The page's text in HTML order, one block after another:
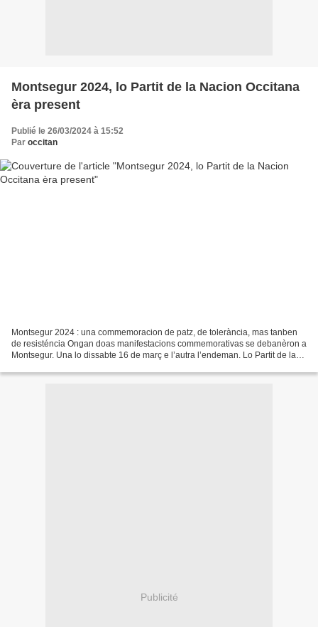
Montsegur 2024, lo Partit de la Nacion Occitana
èra present
Publié le 26/03/2024 à 15:52
Par occitan
Montsegur 2024 : una commemoracion de patz, de tolerància, mas tanben
de resisténcia Ongan doas manifestacions commemorativas se debanèron a
Montsegur. Una lo dissabte 16 de març e l’autra l’endeman. Lo Partit de la
Publicité